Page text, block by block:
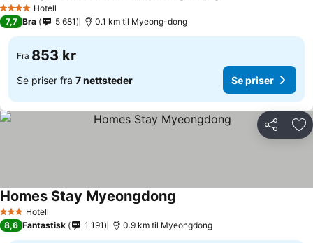
4 StjernerHotell
7,7 Bra 5 681 0.1 km til Myeong-dong
Fra 853 kr
Se priser fra 7 nettsteder Se priser
Del
3 StjernerHotell
Homes Stay Myeongdong
8,6 Fantastisk 1 191 0.9 km til Myeongdong